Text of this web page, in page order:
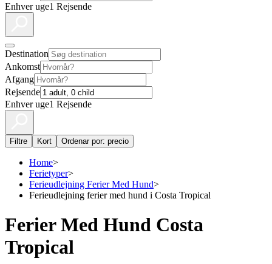
Enhver uge1 Rejsende
Destination
Ankomst
Afgang
Rejsende
Enhver uge1 Rejsende
Filtre Kort Ordenar por: precio
Home>
Ferietyper>
Ferieudlejning Ferier Med Hund>
Ferieudlejning ferier med hund i Costa Tropical
Ferier Med Hund Costa
Tropical